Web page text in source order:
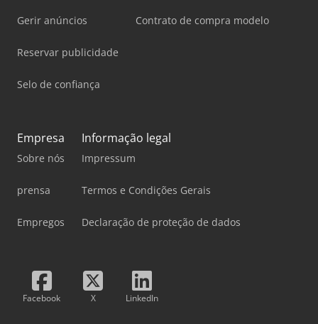
Gerir anúncios
Reservar publicidade
Selo de confiança
Contrato de compra modelo
Empresa
Sobre nós
prensa
Empregos
Informação legal
Impressum
Termos e Condições Gerais
Declaração de proteção de dados
Facebook X LinkedIn